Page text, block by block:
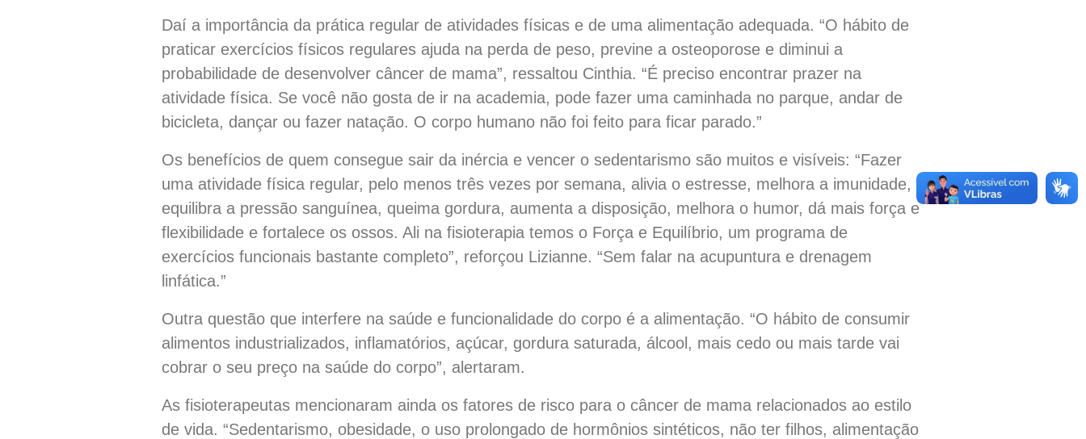
Daí a importância da prática regular de atividades físicas e de uma alimentação adequada. “O hábito de
praticar exercícios físicos regulares ajuda na perda de peso, previne a osteoporose e diminui a
probabilidade de desenvolver câncer de mama”, ressaltou Cinthia. “É preciso encontrar prazer na
atividade física. Se você não gosta de ir na academia, pode fazer uma caminhada no parque, andar de
bicicleta, dançar ou fazer natação. O corpo humano não foi feito para ficar parado.”
Os benefícios de quem consegue sair da inércia e vencer o sedentarismo são muitos e visíveis: “Fazer
uma atividade física regular, pelo menos três vezes por semana, alivia o estresse, melhora a imunidade,
equilibra a pressão sanguínea, queima gordura, aumenta a disposição, melhora o humor, dá mais força e
flexibilidade e fortalece os ossos. Ali na fisioterapia temos o Força e Equilíbrio, um programa de
exercícios funcionais bastante completo”, reforçou Lizianne. “Sem falar na acupuntura e drenagem
linfática.”
Outra questão que interfere na saúde e funcionalidade do corpo é a alimentação. “O hábito de consumir
alimentos industrializados, inflamatórios, açúcar, gordura saturada, álcool, mais cedo ou mais tarde vai
cobrar o seu preço na saúde do corpo”, alertaram.
As fisioterapeutas mencionaram ainda os fatores de risco para o câncer de mama relacionados ao estilo
de vida. “Sedentarismo, obesidade, o uso prolongado de hormônios sintéticos, não ter filhos, alimentação